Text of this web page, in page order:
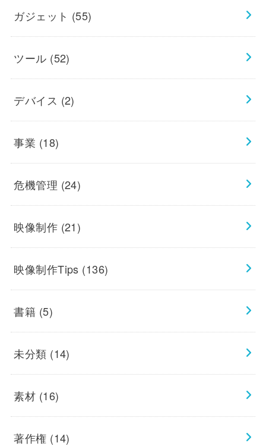
ガジェット (55)
ツール (52)
デバイス (2)
事業 (18)
危機管理 (24)
映像制作 (21)
映像制作Tips (136)
書籍 (5)
未分類 (14)
素材 (16)
著作権 (14)